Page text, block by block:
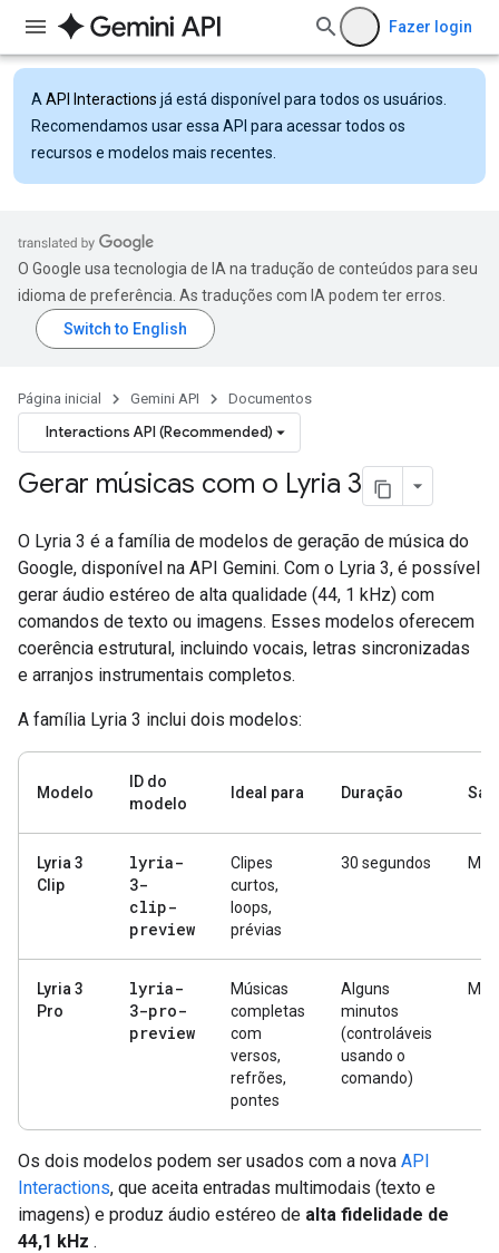
Fazer login
A API Interactions já está disponível para todos os usuários.
Recomendamos usar essa API para acessar todos os
recursos e modelos mais recentes.
O Google usa tecnologia de IA na tradução de conteúdos para seu
idioma de preferência. As traduções com IA podem ter erros.
Página inicial Gemini API Documentos
Interactions API (Recommended)
Gerar músicas com o Lyria 3
O Lyria 3 é a família de modelos de geração de música do
Google, disponível na API Gemini. Com o Lyria 3, é possível
gerar áudio estéreo de alta qualidade (44, 1 kHz) com
comandos de texto ou imagens. Esses modelos oferecem
coerência estrutural, incluindo vocais, letras sincronizadas
e arranjos instrumentais completos.
A família Lyria 3 inclui dois modelos:
Modelo
ID do
modelo
Ideal para Duração
Lyria 3
Clip
lyria-
3-
clip-
preview
Clipes
curtos,
loops,
prévias
30 segundos MP3
Lyria 3
Pro
lyria-
3-pro-
preview
Músicas
completas
com
versos,
refrões,
pontes
Alguns
minutos
(controláveis
usando o
comando)
MP3
Os dois modelos podem ser usados com a nova API
Interactions, que aceita entradas multimodais (texto e
imagens) e produz áudio estéreo de alta fidelidade de
44,1 kHz .